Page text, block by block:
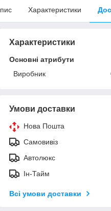
Характеристики
Характеристики
Основні атрибути
Виробник
Умови доставки
Нова Пошта
Самовивіз
Автолюкс
Ін-Тайм
Всі умови доставки